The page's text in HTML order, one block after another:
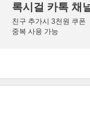
록시걸 카톡 채널
친구 추가시 3천원 쿠폰
중복 사용 가능